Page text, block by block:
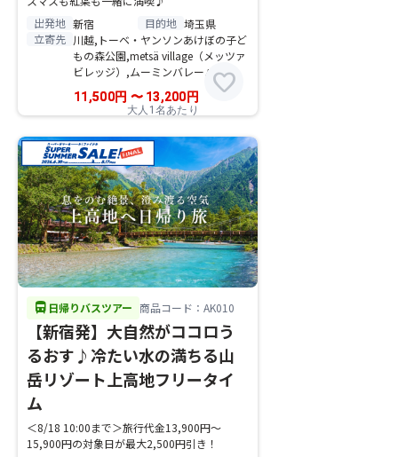
出発地 新宿 目的地 埼玉県
立寄先 川越,トーベ・ヤンソンあけぼの子ど
もの森公園,metsä village（メッツァ
ビレッジ）,ムーミンバレーパーク
11,500円 〜13,200 円
大人1名あたり
favorite
directions_bus 日帰りバスツアー 商品コード：AK010
【新宿発】大自然がココロう
るおす♪冷たい水の満ちる山
岳リゾート上高地フリータイ
ム
＜8/18 10:00まで＞旅行代金13,900円～
15,900円の対象日が最大2,500円引き！